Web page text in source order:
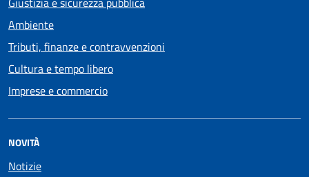
Ambiente
Tributi, finanze e contravvenzioni
Cultura e tempo libero
Imprese e commercio
NOVITÀ
Notizie